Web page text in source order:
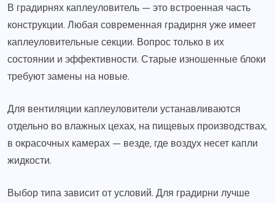
В градирнях каплеуловитель — это встроенная часть
конструкции. Любая современная градирня уже имеет
каплеуловительные секции. Вопрос только в их
состоянии и эффективности. Старые изношенные блоки
требуют замены на новые.
Для вентиляции каплеуловители устанавливаются
отдельно во влажных цехах, на пищевых производствах,
в окрасочных камерах — везде, где воздух несет капли
жидкости.
Выбор типа зависит от условий. Для градирни лучше